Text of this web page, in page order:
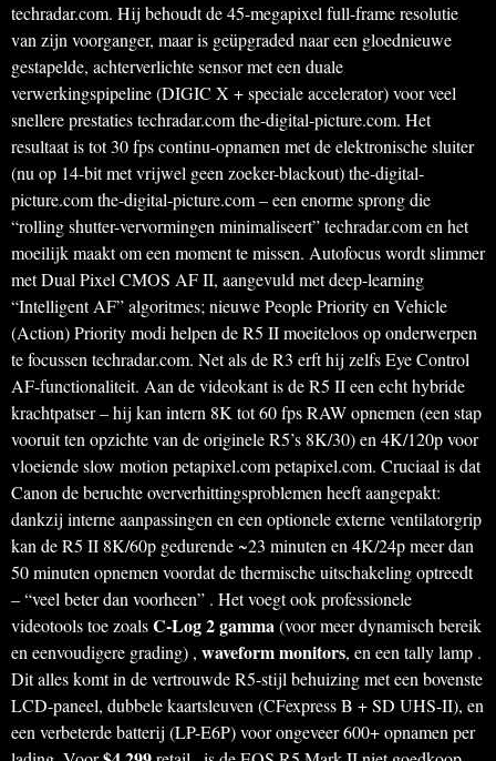
techradar.com. Hij behoudt de 45-megapixel full-frame resolutie
van zijn voorganger, maar is geüpgraded naar een gloednieuwe
gestapelde, achterverlichte sensor met een duale
verwerkingspipeline (DIGIC X + speciale accelerator) voor veel
snellere prestaties techradar.com the-digital-picture.com. Het
resultaat is tot 30 fps continu-opnamen met de elektronische sluiter
(nu op 14-bit met vrijwel geen zoeker-blackout) the-digital-
picture.com the-digital-picture.com – een enorme sprong die
“rolling shutter-vervormingen minimaliseert” techradar.com en het
moeilijk maakt om een moment te missen. Autofocus wordt slimmer
met Dual Pixel CMOS AF II, aangevuld met deep-learning
“Intelligent AF” algoritmes; nieuwe People Priority en Vehicle
(Action) Priority modi helpen de R5 II moeiteloos op onderwerpen
te focussen techradar.com. Net als de R3 erft hij zelfs Eye Control
AF-functionaliteit. Aan de videokant is de R5 II een echt hybride
krachtpatser – hij kan intern 8K tot 60 fps RAW opnemen (een stap
vooruit ten opzichte van de originele R5’s 8K/30) en 4K/120p voor
vloeiende slow motion petapixel.com petapixel.com. Cruciaal is dat
Canon de beruchte oververhittingsproblemen heeft aangepakt:
dankzij interne aanpassingen en een optionele externe ventilatorgrip
kan de R5 II 8K/60p gedurende ~23 minuten en 4K/24p meer dan
50 minuten opnemen voordat de thermische uitschakeling optreedt
– “veel beter dan voorheen” . Het voegt ook professionele
videotools toe zoalsC-Log 2 gamma(voor meer dynamisch bereik
en eenvoudigere grading) , waveform monitors, en een tally lamp .
Dit alles komt in de vertrouwde R5-stijl behuizing met een bovenste
LCD-paneel, dubbele kaartsleuven (CFexpress B + SD UHS-II), en
een verbeterde batterij (LP-E6P) voor ongeveer 600+ opnamen per